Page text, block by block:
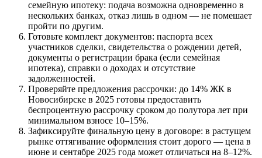
семейную ипотеку: подача возможна одновременно в
нескольких банках, отказ лишь в одном — не помешает
пройти по другим.
Готовьте комплект документов: паспорта всех
участников сделки, свидетельства о рождении детей,
документы о регистрации брака (если семейная
ипотека), справки о доходах и отсутствие
задолженностей.
Проверяйте предложения рассрочки: до 14% ЖК в
Новосибирске в 2025 готовы предоставить
беспроцентную рассрочку сроком до полутора лет при
минимальном взносе 10–15%.
Зафиксируйте финальную цену в договоре: в растущем
рынке оттягивание оформления стоит дорого — цена в
июне и сентябре 2025 года может отличаться на 8–12%.